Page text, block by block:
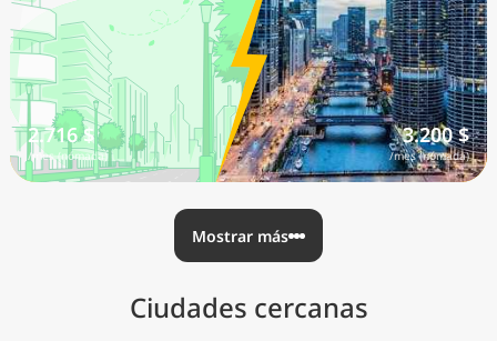
2.716 $
/mes (nómada)
3.200 $
/mes (nómada)
Mostrar más
Ciudades cercanas